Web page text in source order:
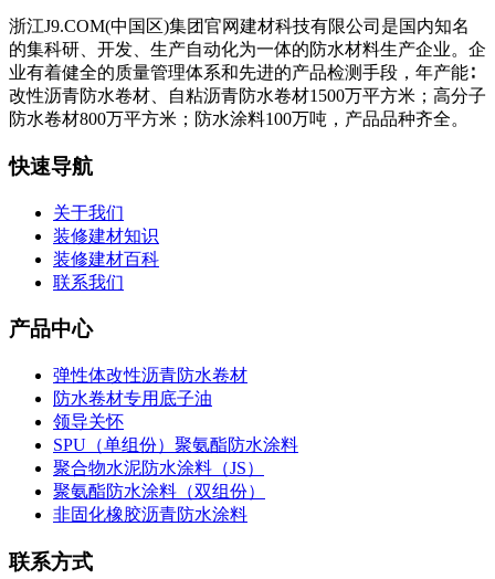
浙江J9.COM(中国区)集团官网建材科技有限公司是国内知名
的集科研、开发、生产自动化为一体的防水材料生产企业。企
业有着健全的质量管理体系和先进的产品检测手段，年产能∶
改性沥青防水卷材、自粘沥青防水卷材1500万平方米；高分子
防水卷材800万平方米；防水涂料100万吨，产品品种齐全。
快速导航
关于我们
装修建材知识
装修建材百科
联系我们
产品中心
弹性体改性沥青防水卷材
防水卷材专用底子油
领导关怀
SPU（单组份）聚氨酯防水涂料
聚合物水泥防水涂料（JS）
聚氨酯防水涂料（双组份）
非固化橡胶沥青防水涂料
联系方式